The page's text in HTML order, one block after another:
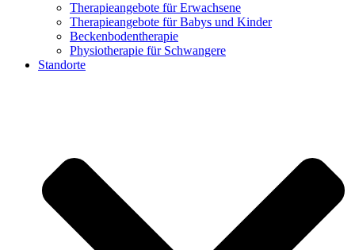
Therapieangebote für Erwachsene
Therapieangebote für Babys und Kinder
Beckenbodentherapie
Physiotherapie für Schwangere
Standorte